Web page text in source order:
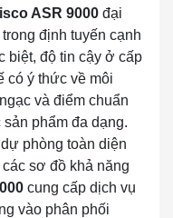
ASR 9000 đại
định tuyến cạnh
biệt, độ tin cậy ở cấp
có ý thức về môi
và điểm chuẩn
phẩm đa dạng.
phòng toàn diện
sơ đồ khả năng
cung cấp dịch vụ
vào phân phối